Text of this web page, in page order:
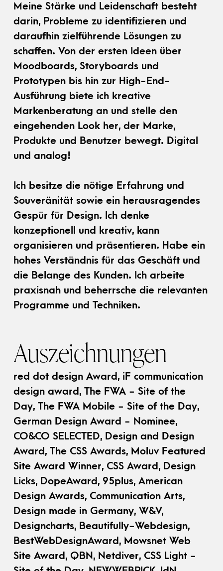
Meine Stärke und Leidenschaft besteht
darin, Probleme zu identifizieren und
daraufhin zielführende Lösungen zu
schaffen. Von der ersten Ideen über
Moodboards, Storyboards und
Prototypen bis hin zur High-End-
Ausführung biete ich kreative
Markenberatung an und stelle den
eingehenden Look her, der Marke,
Produkte und Benutzer bewegt. Digital
und analog!
Ich besitze die nötige Erfahrung und
Souveränität sowie ein herausragendes
Gespür für Design. Ich denke
konzeptionell und kreativ, kann
organisieren und präsentieren. Habe ein
hohes Verständnis für das Geschäft und
die Belange des Kunden. Ich arbeite
praxisnah und beherrsche die relevanten
Programme und Techniken.
Auszeichnungen
red dot design Award, iF communication
design award, The FWA - Site of the
Day, The FWA Mobile - Site of the Day,
German Design Award - Nominee,
CO&CO SELECTED, Design and Design
Award, The CSS Awards, Moluv Featured
Site Award Winner, CSS Award, Design
Licks, DopeAward, 95plus, American
Design Awards, Communication Arts,
Design made in Germany, W&V,
Designcharts, Beautifully-Webdesign,
BestWebDesignAward, Mowsnet Web
Site Award, QBN, Netdiver, CSS Light -